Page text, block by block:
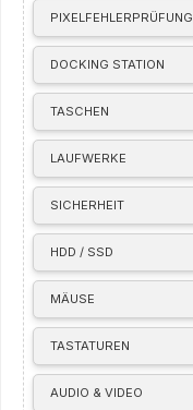
PIXELFEHLERPRÜFUNG
DOCKING STATION
TASCHEN
LAUFWERKE
SICHERHEIT
HDD / SSD
MÄUSE
TASTATUREN
AUDIO & VIDEO